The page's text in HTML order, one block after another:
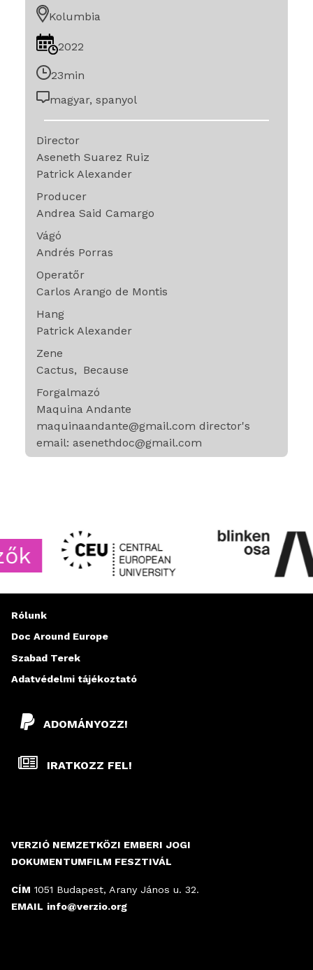
Kolumbia
2022
23min
magyar, spanyol
Director
Aseneth Suarez Ruiz
Patrick Alexander
Producer
Andrea Said Camargo
Vágó
Andrés Porras
Operatőr
Carlos Arango de Montis
Hang
Patrick Alexander
Zene
Cactus
Because
Forgalmazó
Maquina Andante
maquinaandante@gmail.com director's
email: asenethdoc@gmail.com
VERZIÓ NEMZETKÖZI EMBERI JOGI
DOKUMENTUMFILM FESZTIVÁL
CÍM 1051 Budapest, Arany János u. 32.
EMAIL info@verzio.org
ADOMÁNYOZZ!
IRATKOZZ FEL!
Rólunk
Doc Around Europe
Szabad Terek
Adatvédelmi tájékoztató